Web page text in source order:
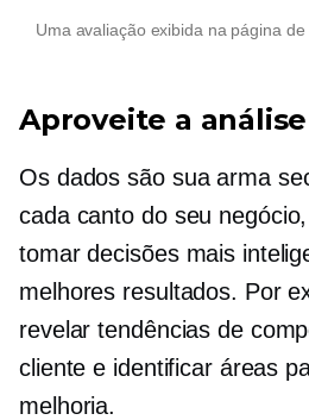
Uma avaliação exibida na página
Aproveite a análise
Os dados são sua arma
cada canto do seu
tomar decisões mais
melhores resultados. Por
revelar tendências de
cliente e identificar áreas
melhoria.